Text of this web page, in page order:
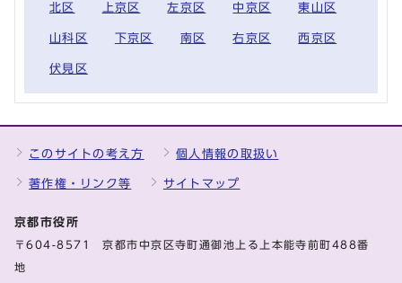
北区 上京区 左京区 中京区 東山区
山科区 下京区 南区 右京区 西京区
伏見区
このサイトの考え方 個人情報の取扱い
著作権・リンク等 サイトマップ
京都市役所
〒604-8571 京都市中京区寺町通御池上る上本能寺前町488番
地